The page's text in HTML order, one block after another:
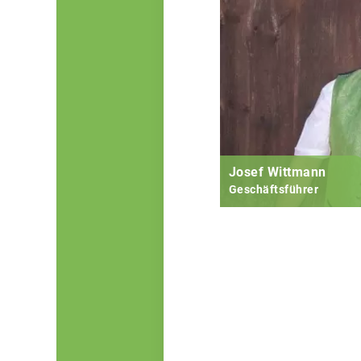
Josef Wittmann
Geschäftsführer